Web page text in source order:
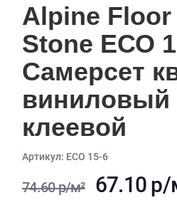
Alpine
Stone ЕСО
Самерсет
виниловый
клеевой
Aртикул: ЕСО 15-6
74.60 р/м² 67.10 р/